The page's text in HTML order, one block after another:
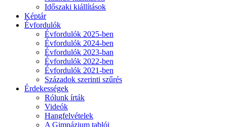
Időszaki kiállítások
Képtár
Évfordulók
Évfordulók 2025-ben
Évfordulók 2024-ben
Évfordulók 2023-ban
Évfordulók 2022-ben
Évfordulók 2021-ben
Századok szerinti szűrés
Érdekességek
Rólunk írták
Videók
Hangfelvételek
A Gimnázium tablói